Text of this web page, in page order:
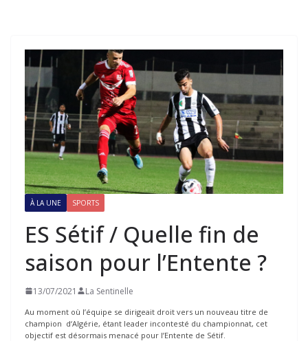
À LA UNE SPORTS
ES Sétif / Quelle fin de
saison pour l’Entente ?
13/07/2021 La Sentinelle
Au moment où l’équipe se dirigeait droit vers un nouveau titre de
champion d‘Algérie, étant leader incontesté du championnat, cet
objectif est désormais menacé pour l’Entente de Sétif.